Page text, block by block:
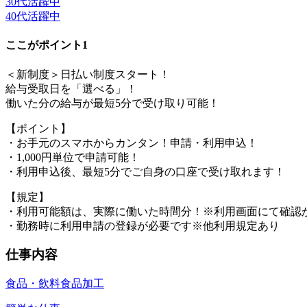
40代活躍中
ここがポイント1
＜新制度＞日払い制度スタート！
給与受取日を「選べる」！
働いた分の給与が最短5分で受け取り可能！
【ポイント】
・お手元のスマホからカンタン！申請・利用申込！
・1,000円単位で申請可能！
・利用申込後、最短5分でご自身の口座で受け取れます！
【規定】
・利用可能額は、実際に働いた時間分！※利用画面にて確認
・勤務時に利用申請の登録が必要です※他利用規定あり
仕事内容
食品・飲料食品加工